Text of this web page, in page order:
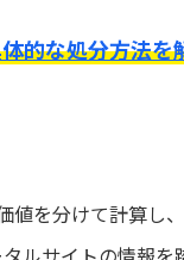
的な処分方法を
を分けて計算し